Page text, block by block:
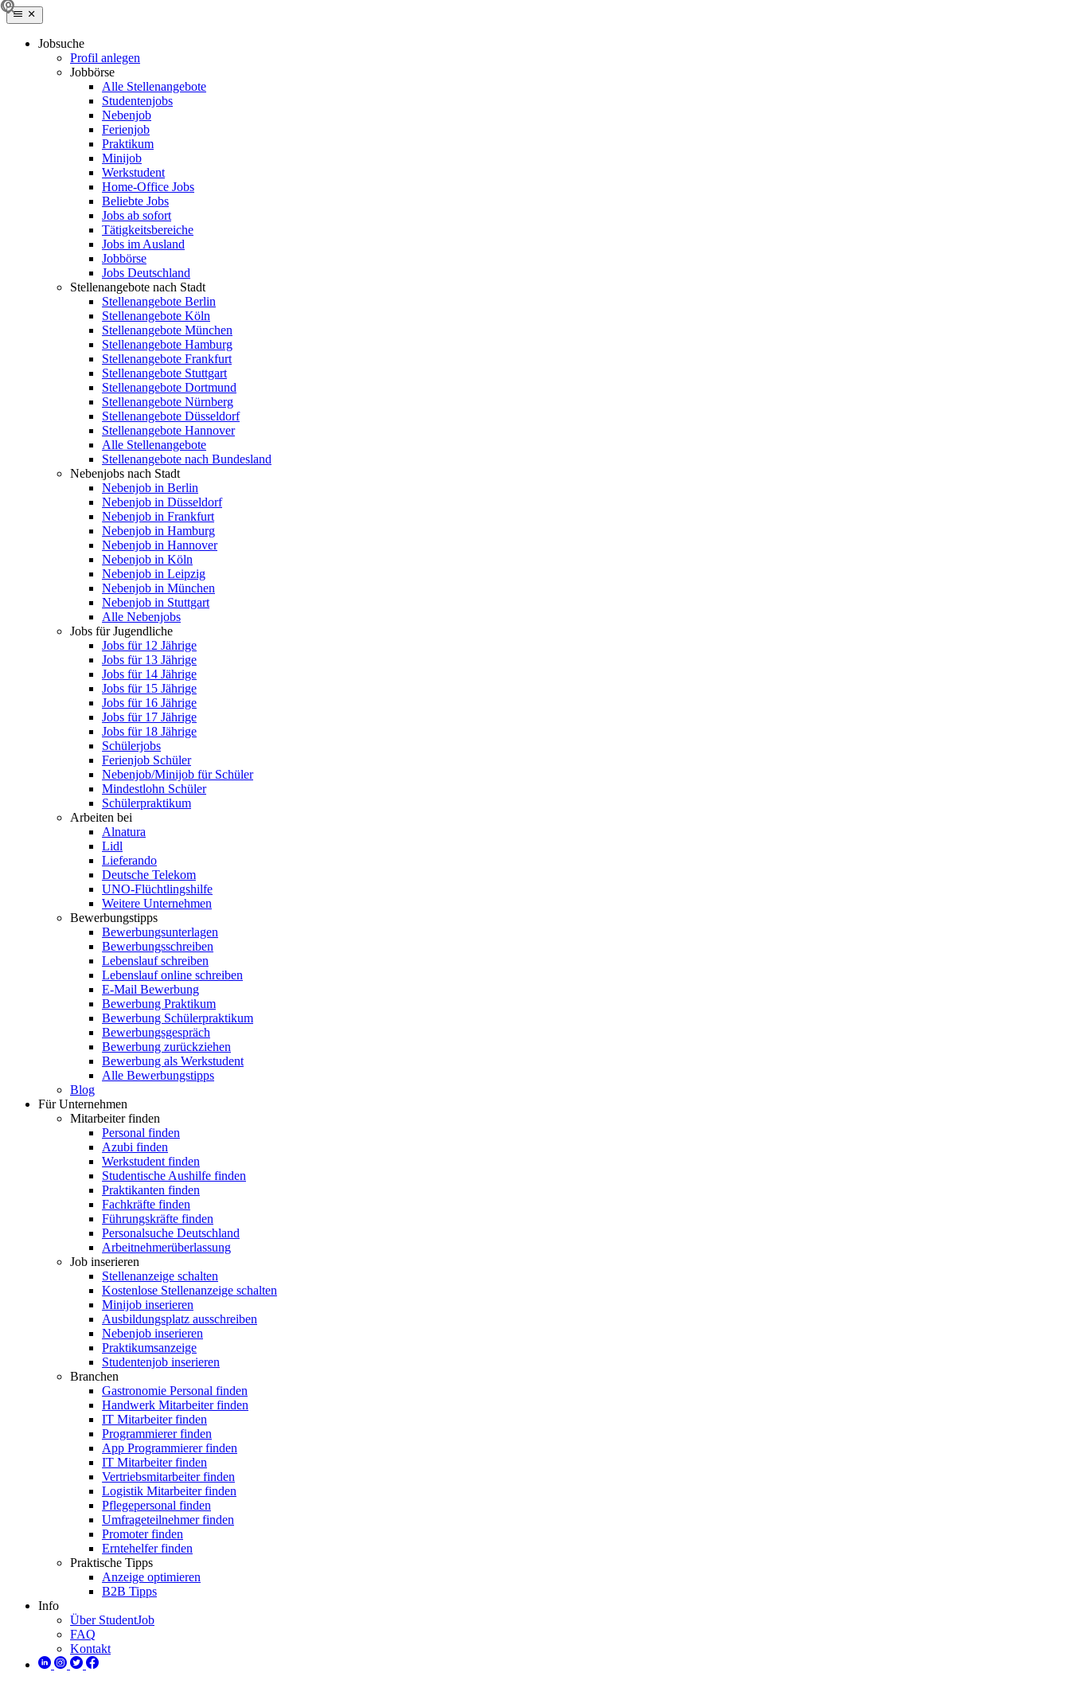
Jobsuche
Profil anlegen
Jobbörse
Alle Stellenangebote
Studentenjobs
Nebenjob
Ferienjob
Praktikum
Minijob
Werkstudent
Home-Office Jobs
Beliebte Jobs
Jobs ab sofort
Tätigkeitsbereiche
Jobs im Ausland
Jobbörse
Jobs Deutschland
Stellenangebote nach Stadt
Stellenangebote Berlin
Stellenangebote Köln
Stellenangebote München
Stellenangebote Hamburg
Stellenangebote Frankfurt
Stellenangebote Stuttgart
Stellenangebote Dortmund
Stellenangebote Nürnberg
Stellenangebote Düsseldorf
Stellenangebote Hannover
Alle Stellenangebote
Stellenangebote nach Bundesland
Nebenjobs nach Stadt
Nebenjob in Berlin
Nebenjob in Düsseldorf
Nebenjob in Frankfurt
Nebenjob in Hamburg
Nebenjob in Hannover
Nebenjob in Köln
Nebenjob in Leipzig
Nebenjob in München
Nebenjob in Stuttgart
Alle Nebenjobs
Jobs für Jugendliche
Jobs für 12 Jährige
Jobs für 13 Jährige
Jobs für 14 Jährige
Jobs für 15 Jährige
Jobs für 16 Jährige
Jobs für 17 Jährige
Jobs für 18 Jährige
Schülerjobs
Ferienjob Schüler
Nebenjob/Minijob für Schüler
Mindestlohn Schüler
Schülerpraktikum
Arbeiten bei
Alnatura
Lidl
Lieferando
Deutsche Telekom
UNO-Flüchtlingshilfe
Weitere Unternehmen
Bewerbungstipps
Bewerbungsunterlagen
Bewerbungsschreiben
Lebenslauf schreiben
Lebenslauf online schreiben
E-Mail Bewerbung
Bewerbung Praktikum
Bewerbung Schülerpraktikum
Bewerbungsgespräch
Bewerbung zurückziehen
Bewerbung als Werkstudent
Alle Bewerbungstipps
Blog
Für Unternehmen
Mitarbeiter finden
Personal finden
Azubi finden
Werkstudent finden
Studentische Aushilfe finden
Praktikanten finden
Fachkräfte finden
Führungskräfte finden
Personalsuche Deutschland
Arbeitnehmerüberlassung
Job inserieren
Stellenanzeige schalten
Kostenlose Stellenanzeige schalten
Minijob inserieren
Ausbildungsplatz ausschreiben
Nebenjob inserieren
Praktikumsanzeige
Studentenjob inserieren
Branchen
Gastronomie Personal finden
Handwerk Mitarbeiter finden
IT Mitarbeiter finden
Programmierer finden
App Programmierer finden
IT Mitarbeiter finden
Vertriebsmitarbeiter finden
Logistik Mitarbeiter finden
Pflegepersonal finden
Umfrageteilnehmer finden
Promoter finden
Erntehelfer finden
Praktische Tipps
Anzeige optimieren
B2B Tipps
Info
Über StudentJob
FAQ
Kontakt